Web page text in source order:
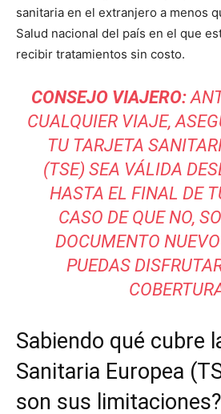
sanitaria en el extranjero a menos
Salud nacional del país en el que
recibir tratamientos sin costo.
CONSEJO VIAJERO:
CUALQUIER VIAJE,
TU TARJETA
(TSE) SEA VÁLIDA
HASTA EL FINAL DE
CASO DE QUE NO,
DOCUMENTO
PUEDAS
Sabiendo qué cubre
Sanitaria Europea
son sus limitaciones?